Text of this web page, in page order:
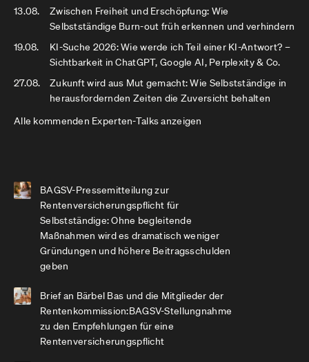
13.08.
Zwischen Freiheit und Erschöpfung: Wie
Selbstständige Burn-out früh erkennen und verhindern
19.08.
KI-Suche 2026: Wie werde ich Teil einer KI-Antwort? –
Sichtbarkeit in ChatGPT, Google AI, Perplexity & Co.
27.08.
Zukunft wird aus Mut gemacht: Wie Selbstständige in
herausfordernden Zeiten die Zuversicht behalten
Alle kommenden Experten-Talks anzeigen
BAGSV-Pressemitteilung zur
Rentenversicherungspflicht für
Selbstständige: Ohne begleitende
Maßnahmen wird es dramatisch weniger
Gründungen und höhere Beitragsschulden
geben
Brief an Bärbel Bas und die Mitglieder der
Rentenkommission:BAGSV-Stellungnahme
zu den Empfehlungen für eine
Rentenversicherungspflicht